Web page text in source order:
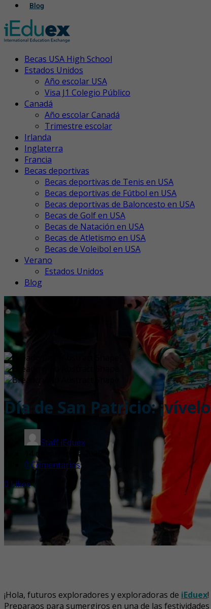
Blog
Becas USA High School
Estados Unidos
Año escolar USA
Visa J1 Colegio Público
Canadá
Año escolar Canadá
Trimestre escolar
Irlanda
Inglaterra
Francia
Becas deportivas
Becas deportivas de Tenis en USA
Becas deportivas de Fútbol en USA
Becas deportivas de Baloncesto en USA
Becas de Golf en USA
Becas de Natación en USA
Becas de Atletismo en USA
Becas de Voleibol en USA
Verano
Estados Unidos
Blog
Día de San Patricio:
Staff iEduex
14 de marzo de 2025
0 Comentarios
0 Likes
¡Hola, futuros exploradores y exploradoras de iEduex
Preparaos para sumergiros en una de las